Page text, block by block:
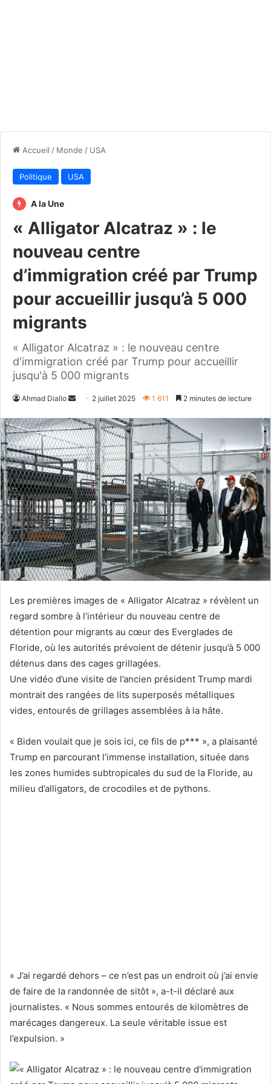
Accueil / Monde / USA
Politique USA
A la Une
« Alligator Alcatraz » : le
nouveau centre
d’immigration créé par Trump
pour accueillir jusqu’à 5 000
migrants
« Alligator Alcatraz » : le nouveau centre
d'immigration créé par Trump pour accueillir
jusqu'à 5 000 migrants
Ahmad Diallo
Envoyer
courriel
2 juillet 2025 1 611 2 minutes de lecture
Les premières images de « Alligator Alcatraz » révèlent un
regard sombre à l’intérieur du nouveau centre de
détention pour migrants au cœur des Everglades de
Floride, où les autorités prévoient de détenir jusqu’à 5 000
détenus dans des cages grillagées.
Une vidéo d’une visite de l’ancien président Trump mardi
montrait des rangées de lits superposés métalliques
vides, entourés de grillages assemblées à la hâte.
« Biden voulait que je sois ici, ce fils de p*** », a plaisanté
Trump en parcourant l’immense installation, située dans
les zones humides subtropicales du sud de la Floride, au
milieu d’alligators, de crocodiles et de pythons.
« J’ai regardé dehors – ce n’est pas un endroit où j’ai envie
de faire de la randonnée de sitôt », a-t-il déclaré aux
journalistes. « Nous sommes entourés de kilomètres de
marécages dangereux. La seule véritable issue est
l’expulsion. »